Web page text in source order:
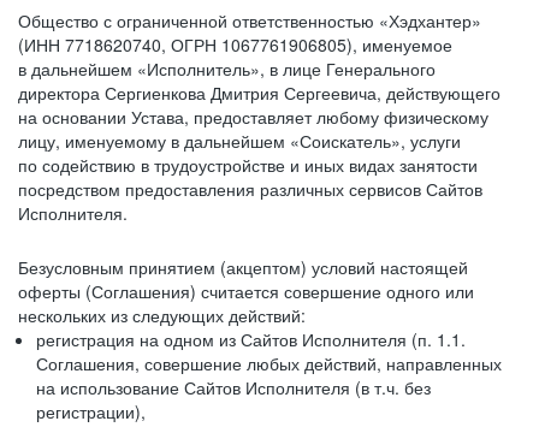
Общество с ограниченной ответственностью «Хэдхантер»
(ИНН 7718620740, ОГРН 1067761906805), именуемое
в дальнейшем «Исполнитель», в лице Генерального
директора Сергиенкова Дмитрия Сергеевича, действующего
на основании Устава, предоставляет любому физическому
лицу, именуемому в дальнейшем «Соискатель», услуги
по содействию в трудоустройстве и иных видах занятости
посредством предоставления различных сервисов Сайтов
Исполнителя.
Безусловным принятием (акцептом) условий настоящей
оферты (Соглашения) считается совершение одного или
нескольких из следующих действий:
регистрация на одном из Сайтов Исполнителя (п. 1.1.
Соглашения, совершение любых действий, направленных
на использование Сайтов Исполнителя (в т.ч. без
регистрации),